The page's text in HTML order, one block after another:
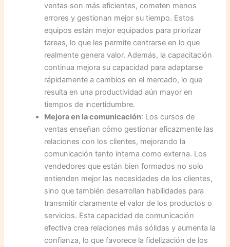
ventas son más eficientes, cometen menos
errores y gestionan mejor su tiempo. Estos
equipos están mejor equipados para priorizar
tareas, lo que les permite centrarse en lo que
realmente genera valor. Además, la capacitación
continua mejora su capacidad para adaptarse
rápidamente a cambios en el mercado, lo que
resulta en una productividad aún mayor en
tiempos de incertidumbre.
Mejora en la comunicación: Los cursos de
ventas enseñan cómo gestionar eficazmente las
relaciones con los clientes, mejorando la
comunicación tanto interna como externa. Los
vendedores que están bien formados no solo
entienden mejor las necesidades de los clientes,
sino que también desarrollan habilidades para
transmitir claramente el valor de los productos o
servicios. Esta capacidad de comunicación
efectiva crea relaciones más sólidas y aumenta la
confianza, lo que favorece la fidelización de los